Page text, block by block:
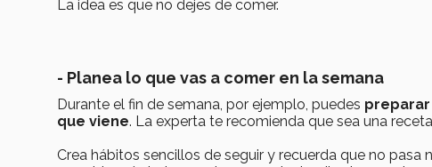
La idea es que no dejes de comer.
- Planea lo que vas a comer en la semana
Durante el fin de semana, por ejemplo, puedes
que viene. La experta te recomienda que sea una
Crea hábitos sencillos de seguir y recuerda que no